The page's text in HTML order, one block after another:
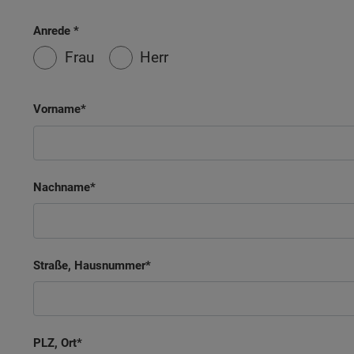
Anrede
Frau Herr
Vorname
Nachname
Straße, Hausnummer
PLZ, Ort